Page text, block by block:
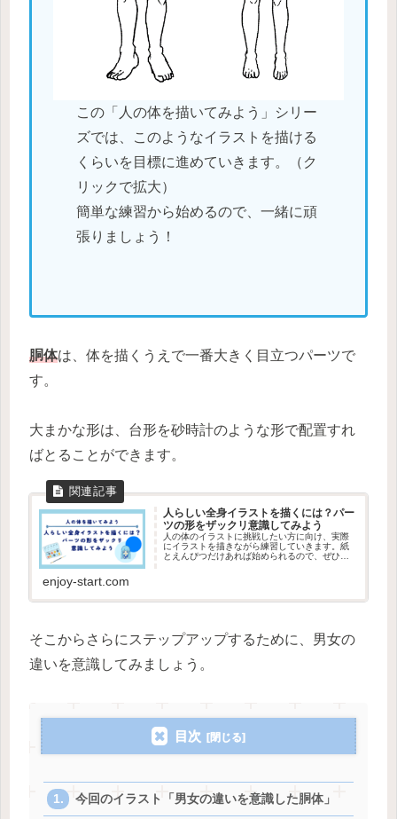
この「人の体を描いてみよう」シリー
ズでは、このようなイラストを描ける
くらいを目標に進めていきます。（ク
リックで拡大）
簡単な練習から始めるので、一緒に頑
張りましょう！
胴体は、体を描くうえで一番大きく目立つパーツで
す。
大まかな形は、台形を砂時計のような形で配置すれ
ばとることができます。
人らしい全身イラストを描くには？パー
ツの形をザックリ意識してみよう
人の体のイラストに挑戦したい方に向け、実際
にイラストを描きながら練習していきます。紙
とえんぴつだけあれば始められるので、ぜひや
enjoy-start.com
そこからさらにステップアップするために、男女の
違いを意識してみましょう。
目次
今回のイラスト「男女の違いを意識した胴体」